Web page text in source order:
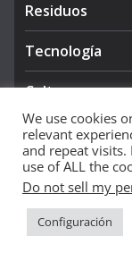
Residuos
Tecnología
Cultura
Copyright ©
Theme:ColorMag
We use cookies
relevant
and repeat visits.
use of ALL the
Do not sell my
Configuración